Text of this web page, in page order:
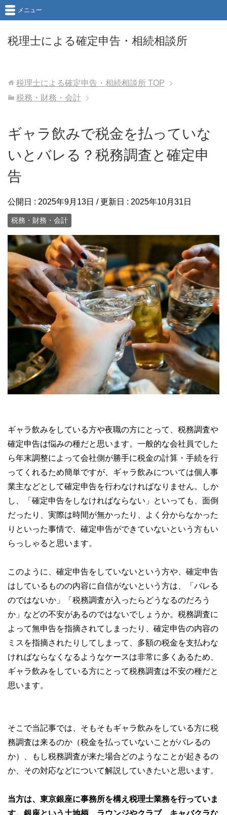
税理士による確定申告・相続相談所
メニュー
税理士による確定申告・相続相談所 TOP
税務・財務・会計
ギャラ飲みで税金を払っていな
いとバレる？税務調査と確定申
告
公開日 : 2025年9月13日 / 更新日 : 2025年10月31日
税務・財務・会計
ギャラ飲みをしている方や夜職の方にとって、税務調査や
確定申告は悩みの種だと思います。一般的な会社員でした
ら年末調整によって会社側が勝手に税金の計算・手続を行
ってくれるため簡単ですが、ギャラ飲みについては個人事
業主などとして確定申告を行わなければなりません。しか
し、「確定申告をしなければならない」といっても、面倒
だったり、実際は時間が無かったり、よく分からなかった
りといった事情で、確定申告ができていないという方もい
らっしゃると思います。
このように、確定申告をしていないという方や、確定申告
はしているものの内容に自信がないという方は、「バレる
のではないか」「税務調査が入ったらどうなるのだろう
か」などの不安があるのではないでしょうか。税務調査に
よって無申告を指摘されてしまったり、確定申告の内容の
ミスを指摘されたりしてしまって、多額の税金を支払わな
ければならなくなるようなケースは非常に多くあるため、
ギャラ飲みをしている方にとって税務調査は不安の種だと
思います。
そこで当記事では、そもそもギャラ飲みをしている方に税
務調査は来るのか（税金を払っていないことがバレるの
か）、もし税務調査が来た場合どのようなことが起きるの
か、その対応などについて解説していきたいと思います。
当方は、東京銀座に事務所を構え税理士業務を行っていま